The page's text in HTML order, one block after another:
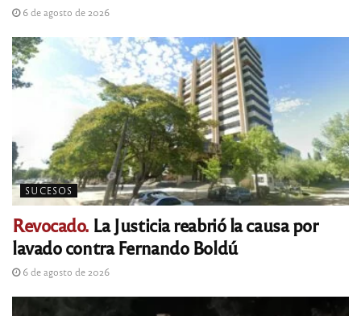
6 de agosto de 2026
SUCESOS
Revocado. La Justicia reabrió la causa por
lavado contra Fernando Boldú
6 de agosto de 2026